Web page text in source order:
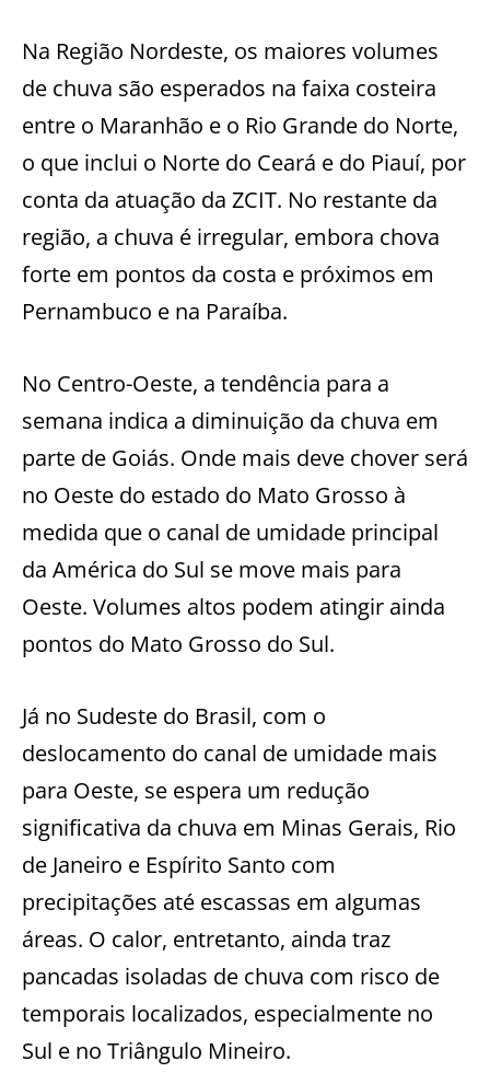
Na Região Nordeste, os maiores volumes
de chuva são esperados na faixa costeira
entre o Maranhão e o Rio Grande do Norte,
o que inclui o Norte do Ceará e do Piauí, por
conta da atuação da ZCIT. No restante da
região, a chuva é irregular, embora chova
forte em pontos da costa e próximos em
Pernambuco e na Paraíba.
No Centro-Oeste, a tendência para a
semana indica a diminuição da chuva em
parte de Goiás. Onde mais deve chover será
no Oeste do estado do Mato Grosso à
medida que o canal de umidade principal
da América do Sul se move mais para
Oeste. Volumes altos podem atingir ainda
pontos do Mato Grosso do Sul.
Já no Sudeste do Brasil, com o
deslocamento do canal de umidade mais
para Oeste, se espera um redução
significativa da chuva em Minas Gerais, Rio
de Janeiro e Espírito Santo com
precipitações até escassas em algumas
áreas. O calor, entretanto, ainda traz
pancadas isoladas de chuva com risco de
temporais localizados, especialmente no
Sul e no Triângulo Mineiro.